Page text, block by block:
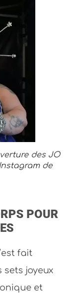
des JO
de
POUR
fait
sets joyeux
et